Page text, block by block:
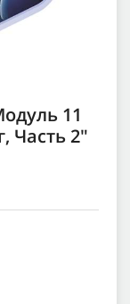
11
Часть 2"